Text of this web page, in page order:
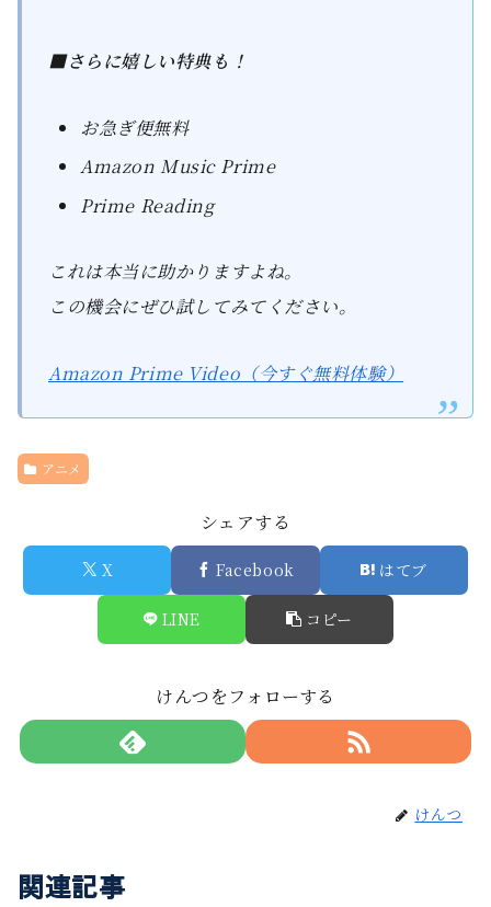
■さらに嬉しい特典も！
お急ぎ便無料
Amazon Music Prime
Prime Reading
これは本当に助かりますよね。
この機会にぜひ試してみてください。
Amazon Prime Video（今すぐ無料体験）
アニメ
シェアする
X Facebook はてブ
LINE コピー
けんつをフォローする
けんつ
関連記事